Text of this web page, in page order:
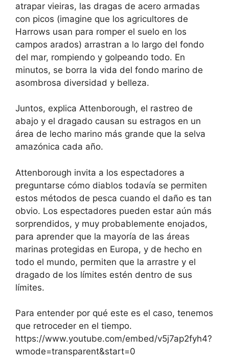
atrapar vieiras, las dragas de acero armadas
con picos (imagine que los agricultores de
Harrows usan para romper el suelo en los
campos arados) arrastran a lo largo del fondo
del mar, rompiendo y golpeando todo. En
minutos, se borra la vida del fondo marino de
asombrosa diversidad y belleza.
Juntos, explica Attenborough, el rastreo de
abajo y el dragado causan su estragos en un
área de lecho marino más grande que la selva
amazónica cada año.
Attenborough invita a los espectadores a
preguntarse cómo diablos todavía se permiten
estos métodos de pesca cuando el daño es tan
obvio. Los espectadores pueden estar aún más
sorprendidos, y muy probablemente enojados,
para aprender que la mayoría de las áreas
marinas protegidas en Europa, y de hecho en
todo el mundo, permiten que la arrastre y el
dragado de los límites estén dentro de sus
límites.
Para entender por qué este es el caso, tenemos
que retroceder en el tiempo.
https://www.youtube.com/embed/v5j7ap2fyh4?
wmode=transparent&start=0